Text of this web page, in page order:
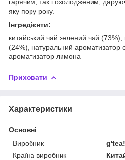
гарячим, так і охолодженим,
яку пору року.
Інгредієнти:
китайський чай зелений чай (73%),
(24%), натуральний ароматизатор
ароматизатор лимона
Приховати
Характеристики
Основні
Виробник
g'tea!
Країна виробник